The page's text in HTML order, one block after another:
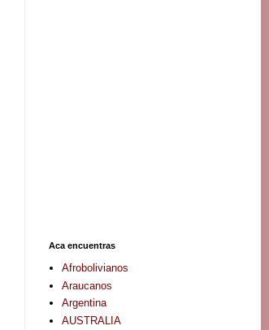
Aca encuentras
Afrobolivianos
Araucanos
Argentina
AUSTRALIA